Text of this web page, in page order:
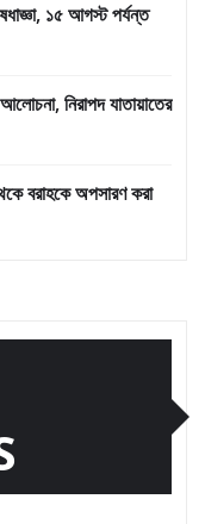
১৫ আগস্ট পর্যন্ত
নিরাপদ যাতায়াতের
বরাহকে অপসারণ করা